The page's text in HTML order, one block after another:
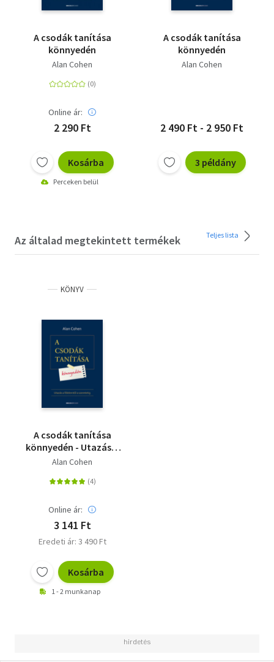
A csodák tanítása
könnyedén
Alan Cohen
Online ár:
2 290 Ft
Kosárba
Perceken belül
A csodák tanítása
könnyedén
Alan Cohen
2 490 Ft - 2 950 Ft
3 példány
Az általad megtekintett termékek Teljes lista
KÖNYV
A csodák tanítása
könnyedén - Utazás a
félelemtől a szeretetig
Alan Cohen
Online ár:
3 141 Ft
Eredeti ár: 3 490 Ft
Kosárba
1 - 2 munkanap